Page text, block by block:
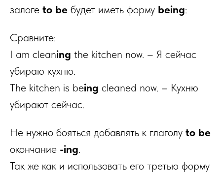
залоге to be будет иметь форму being:
Сравните:
I am cleaning the kitchen now. – Я сейчас
убираю кухню.
The kitchen is being cleaned now. – Кухню
убирают сейчас.
Не нужно бояться добавлять к глаголу to be
окончание -ing.
Так же как и использовать его третью форму